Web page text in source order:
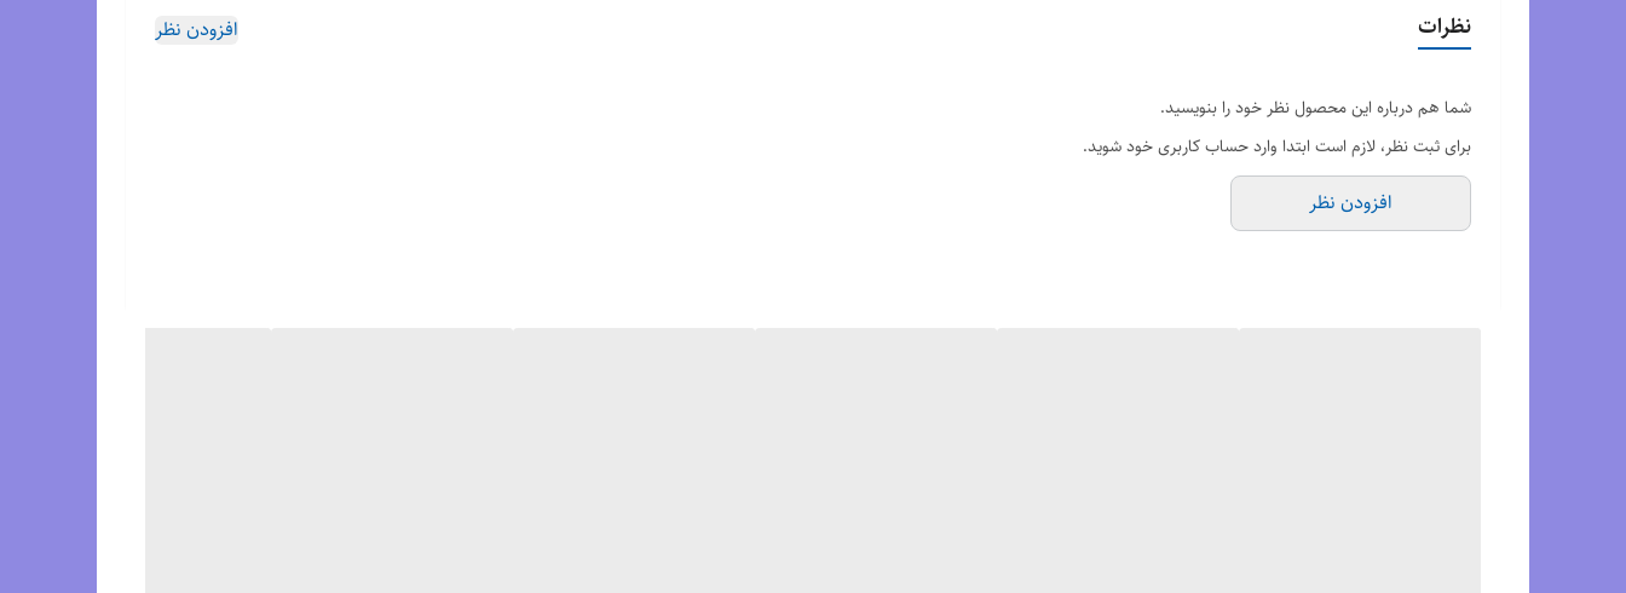
زیره‌ی مقاوم
با الگوی آج‌دار از سری سونوما، چسبندگی بالا در سطوح مختلف مانند سنگ، خاک و آسفالت را تضمین می‌کند. این صندل ترکیبی از عملکرد فنی و طراحی
اسپرت است که برای
زیره مقاوم با چسبندگی عالی در مسیرهای طبیعی
بندهای قابل تنظیم برای فیت دقیق
نظرات افزودن نظر
شما هم درباره این محصول نظر خود را بنویسید.
برای ثبت نظر، لازم است ابتدا وارد حساب کاربری خود شوید.
افزودن نظر